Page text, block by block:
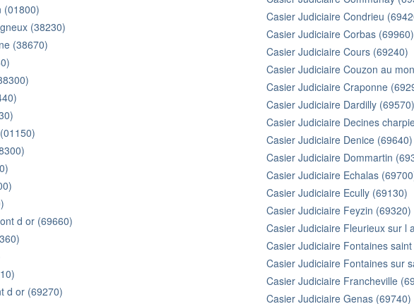
(01800)
(38230)
(38670)
d or (69660)
d or (69270)
Casier Judiciaire Condrieu
Casier Judiciaire Corbas (69960)
Casier Judiciaire Cours (69240)
Casier Judiciaire Couzon au
Casier Judiciaire Craponne
Casier Judiciaire Dardilly (69570)
Casier Judiciaire Decines
Casier Judiciaire Denice (69640)
Casier Judiciaire Dommartin
Casier Judiciaire Echalas
Casier Judiciaire Ecully (69130)
Casier Judiciaire Feyzin (69320)
Casier Judiciaire Fleurieux sur l
Casier Judiciaire Fontaines
Casier Judiciaire Fontaines sur
Casier Judiciaire Francheville
Casier Judiciaire Genas (69740)